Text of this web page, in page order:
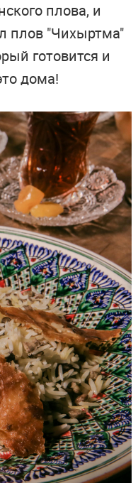
плова, и
плов "Чихыртма"
готовится и
дома!